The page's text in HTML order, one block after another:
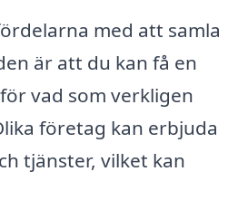
med att samla
är att du kan få en
vad som verkligen
företag kan erbjuda
tjänster, vilket kan